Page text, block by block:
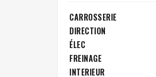
CARROSSERIE
DIRECTION
ÉLEC
FREINAGE
INTERIEUR